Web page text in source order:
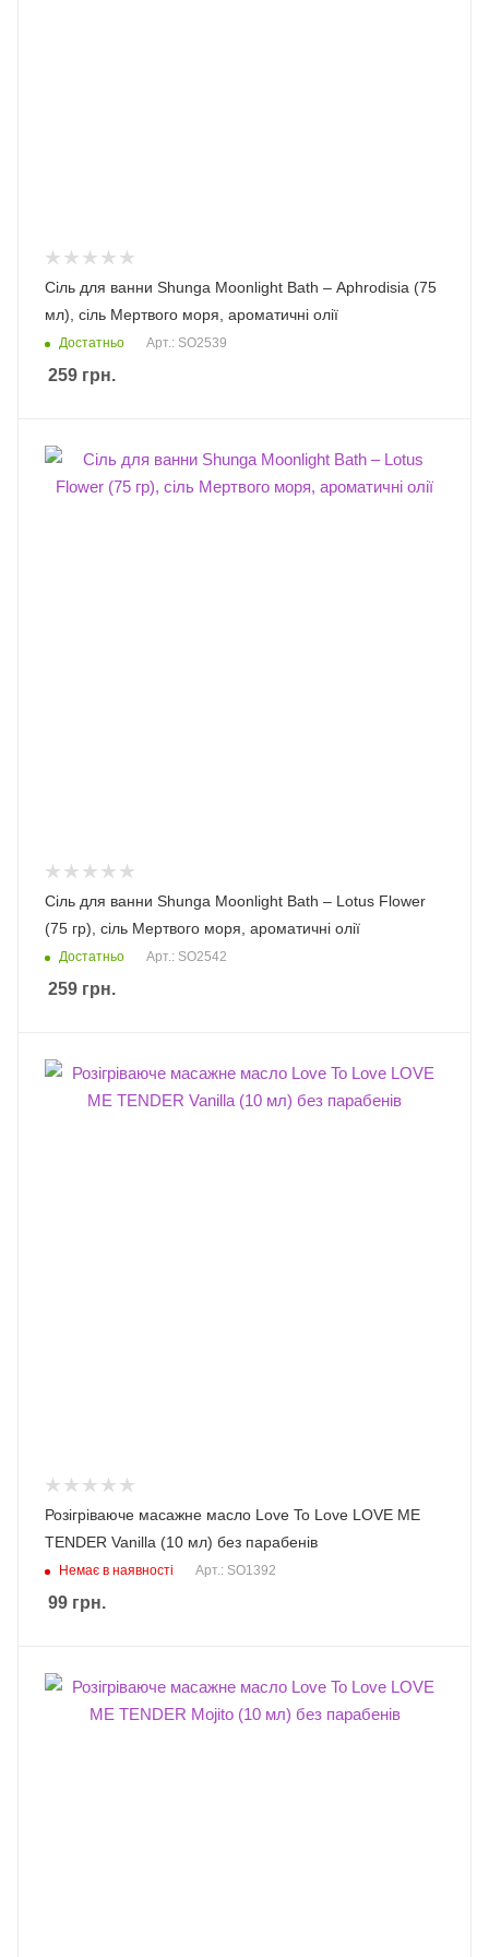
Сіль для ванни Shunga Moonlight Bath – Aphrodisia (75
мл), сіль Мертвого моря, ароматичні олії
Достатньо Арт.: SO2539
259 грн.
Сіль для ванни Shunga Moonlight Bath – Lotus Flower
(75 гр), сіль Мертвого моря, ароматичні олії
Достатньо Арт.: SO2542
259 грн.
Розігріваюче масажне масло Love To Love LOVE ME
TENDER Vanilla (10 мл) без парабенів
Немає в наявності Арт.: SO1392
99 грн.